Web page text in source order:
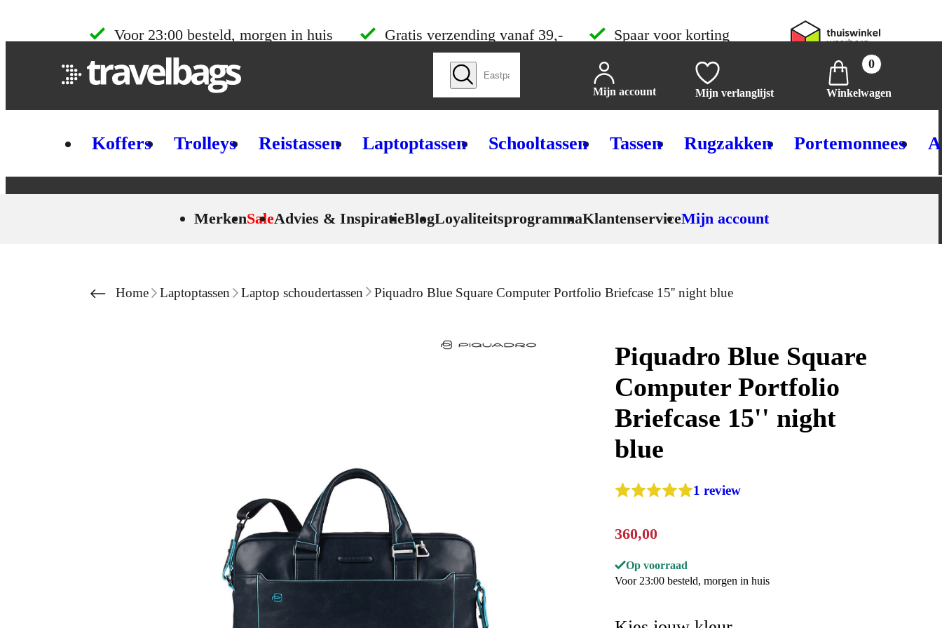
Voor 23:00 besteld, morgen in huis Gratis verzending vanaf 39,- Spaar voor korting
Koffers Trolleys Reistassen Laptoptassen Schooltassen Tassen Rugzakken Portemonnees
MerkenSaleAdvies & InspiratieBlogLoyaliteitsprogrammaKlantenserviceMijn account
Mijn account
0
Winkelwagen
Mijn verlanglijst
Home Laptoptassen Laptop schoudertassen Piquadro Blue Square Computer Portfolio Briefcase 15'' night blue
Piquadro Blue Square
Computer Portfolio
Briefcase 15'' night
blue
1 review
360,00
Op voorraad
Voor 23:00 besteld, morgen in huis